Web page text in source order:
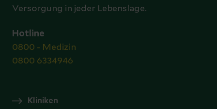
Versorgung in jeder Lebenslage.
Hotline
0800 - Medizin
0800 6334946
Kliniken